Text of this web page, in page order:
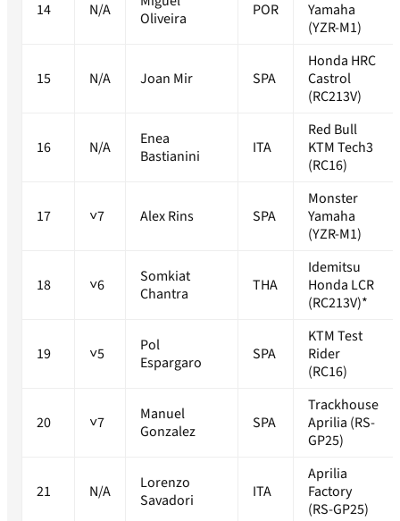
14 N/A
Oliveira
POR
Yamaha
(YZR-M1)
15 N/A Joan Mir SPA
Honda HRC
Castrol
(RC213V)
16 N/A
Enea
Bastianini
ITA
Red Bull
KTM Tech3
(RC16)
17 ˅7 Alex Rins SPA
Monster
Yamaha
(YZR-M1)
18 ˅6
Somkiat
Chantra
THA
Idemitsu
Honda LCR
(RC213V)*
19 ˅5
Pol
Espargaro
SPA
KTM Test
Rider
(RC16)
20 ˅7
Manuel
Gonzalez
SPA
Trackhouse
Aprilia (RS-
GP25)
21 N/A
Lorenzo
Savadori
ITA
Aprilia
Factory
(RS-GP25)